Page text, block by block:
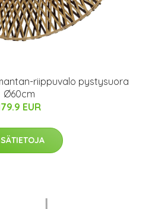
riippuvalo pystysuora
Ø60cm
EUR